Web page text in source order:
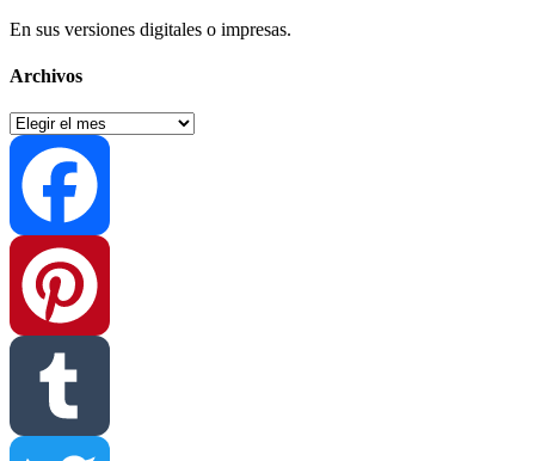
En sus versiones digitales o impresas.
Archivos
Archivos
Facebook
Pinterest